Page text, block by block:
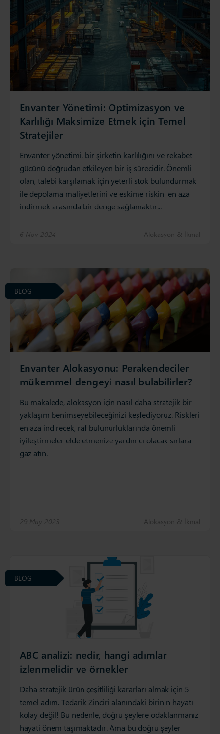
Envanter Yönetimi: Optimizasyon ve
Karlılığı Maksimize Etmek için Temel
Stratejiler
Envanter yönetimi, bir şirketin karlılığını ve rekabet
gücünü doğrudan etkileyen bir iş sürecidir. Önemli
olan, talebi karşılamak için yeterli stok bulundurmak
ile depolama maliyetlerini ve eskime riskini en aza
indirmek arasında bir denge sağlamaktır...
6 Nov 2024 Alokasyon & İkmal
Envanter Alokasyonu: Perakendeciler
mükemmel dengeyi nasıl bulabilirler?
Bu makalede, alokasyon için nasıl daha stratejik bir
yaklaşım benimseyebileceğinizi keşfediyoruz. Riskleri
en aza indirecek, raf bulunurluklarında önemli
iyileştirmeler elde etmenize yardımcı olacak sırlara
gaz atın.
29 May 2023 Alokasyon & İkmal
BLOG
ABC analizi: nedir, hangi adımlar
izlenmelidir ve örnekler
Daha stratejik ürün çeşitliliği kararları almak için 5
temel adım. Tedarik Zinciri alanındaki birinin hayatı
kolay değil! Bu nedenle, doğru şeylere odaklanmanız
hayati önem taşımaktadır. Ama bu doğru şeyler
BLOG